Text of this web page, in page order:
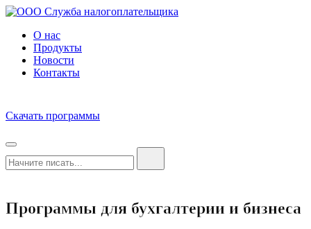
О нас
Продукты
Новости
Контакты
Скачать программы
Программы для бухгалтерии и бизнеса